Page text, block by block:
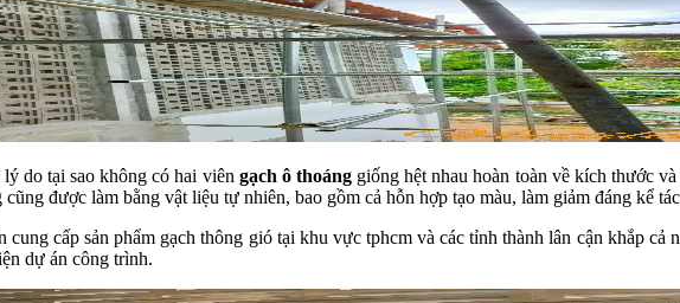
do tại sao không có hai viên gạch ô thoánggiống hệt nhau hoàn toàn về kích thước
được làm bằng vật liệu tự nhiên, bao gồm cả hỗn hợp tạo màu, làm giảm đáng kể
cấp sản phẩm gạch thông gió tại khu vực tphcm và các tỉnh thành lân cận khắp
dự án công trình.